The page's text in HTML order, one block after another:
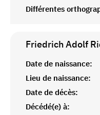
Différentes
Friedrich Adolf
Date de naissance:
Lieu de naissance:
Date de décès:
Décédé(e) à: